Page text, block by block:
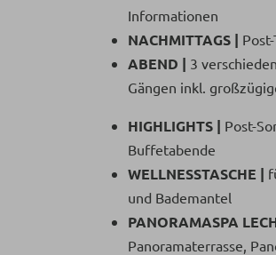
Informationen
NACHMITTAGS |
ABEND | 3
Gängen inkl.
HIGHLIGHTS | Post-
Buffetabende
WELLNESSTASCHE |
und Bademantel
PANORAMASPA
Panoramaterrasse,